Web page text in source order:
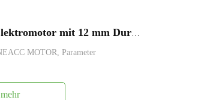
FAFF-N30VAFF-N20VA Mikrobürsten-DC-Elektromotor mit 12 mm Durchmesser
MOTOR, Parameter